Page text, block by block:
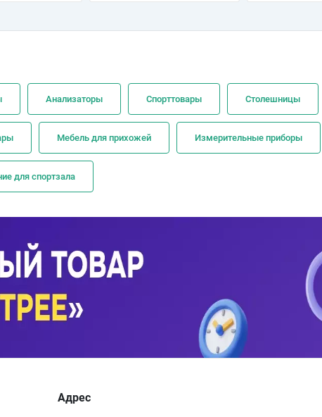
Анализаторы Спорттовары Столешницы
Мебель для прихожей Измерительные приборы
для спортзала
Адрес